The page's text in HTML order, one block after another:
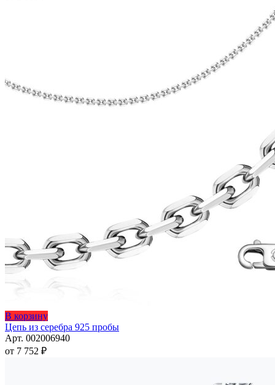
В корзинуЭтот
товар
имеет
Цепь из серебра 925 пробы
Арт. 002006940
от 7 752 ₽